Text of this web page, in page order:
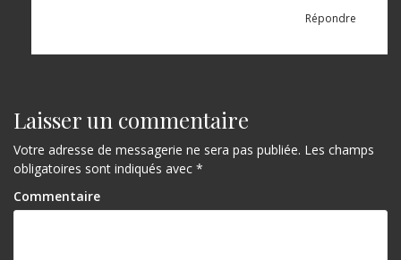
Répondre
Laisser un commentaire
Votre adresse de messagerie ne sera pas publiée. Les champs
obligatoires sont indiqués avec *
Commentaire